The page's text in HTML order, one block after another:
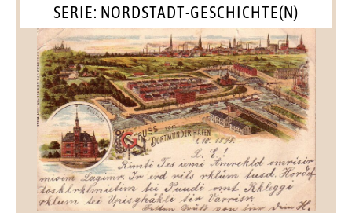
SERIE: NORDSTADT-GESCHICHTE(N)